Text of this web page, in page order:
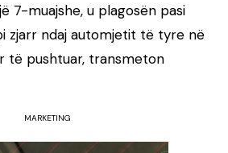
7-muajshe, u plagosën pasi
zjarr ndaj automjetit të tyre në
të pushtuar, transmeton
MARKETING